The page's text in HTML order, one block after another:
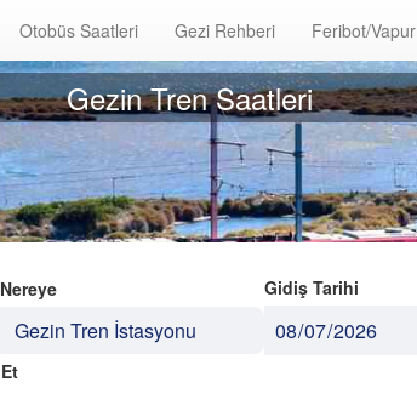
Otobüs Saatleri Gezi Rehberi Feribot/Vapur
Gezin Tren Saatleri
Nereye
Gidiş Tarihi